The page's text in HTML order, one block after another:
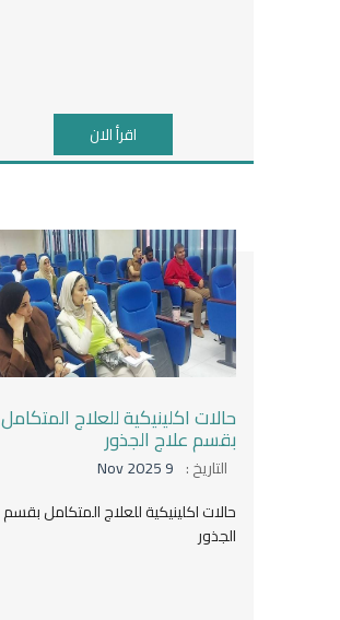
اقرأ الان
حالات اكلينيكية للعلاج المتكامل
بقسم علاج الجذور
التاريخ : 9 Nov 2025
حالات اكلينيكية للعلاج المتكامل
الجذور